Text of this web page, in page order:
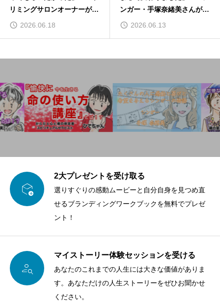
リミングサロンオーナーが感
動ムービー®を制作して気づ
2026.06.18
ンガー・手塚奈緒美さんが感
動ムービー®で手に入れた、
2026.06.13

2大プレゼントを受け取る
選りすぐりの感動ムービーと自分自身を見つめ直
せるブランディングワークブックを無料でプレゼ
ント！

マイストーリー体験セッションを受ける
あなたのこれまでの人生には大きな価値がありま
す。あなただけの人生ストーリーをぜひお聞かせ
ください。